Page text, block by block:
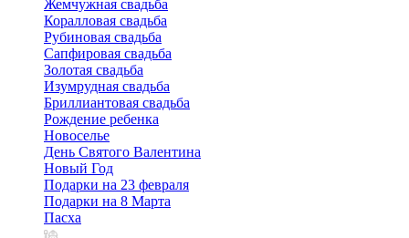
Жемчужная свадьба
Коралловая свадьба
Рубиновая свадьба
Сапфировая свадьба
Золотая свадьба
Изумрудная свадьба
Бриллиантовая свадьба
Рождение ребенка
Новоселье
День Святого Валентина
Новый Год
Подарки на 23 февраля
Подарки на 8 Марта
Пасха